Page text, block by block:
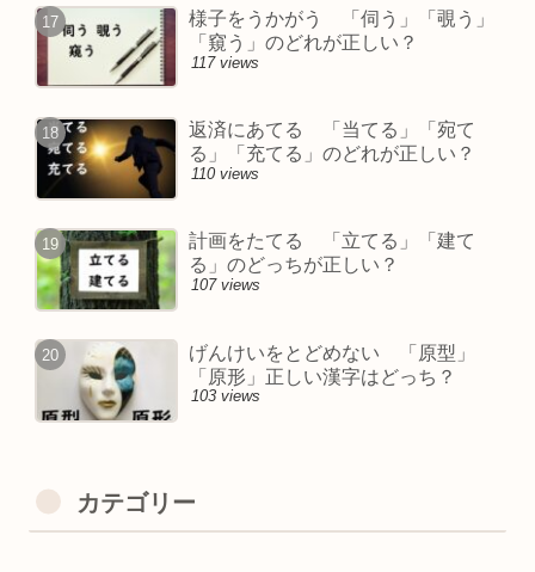
様子をうかがう 「伺う」「覗う」
「窺う」のどれが正しい？
117 views
返済にあてる 「当てる」「宛て
る」「充てる」のどれが正しい？
110 views
計画をたてる 「立てる」「建て
る」のどっちが正しい？
107 views
げんけいをとどめない 「原型」
「原形」正しい漢字はどっち？
103 views
カテゴリー